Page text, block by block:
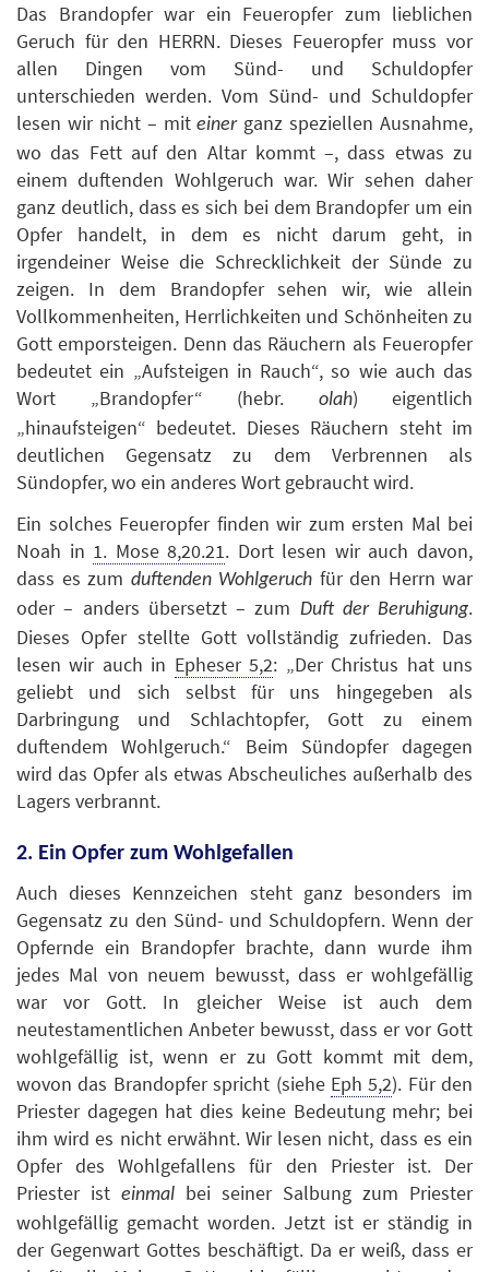
Das Brandopfer war ein Feueropfer zum lieblichen
Geruch für den HERRN. Dieses Feueropfer muss vor
allen Dingen vom Sünd- und Schuldopfer
unterschieden werden. Vom Sünd- und Schuldopfer
lesen wir nicht – miteiner ganz speziellen Ausnahme,
wo das Fett auf den Altar kommt –, dass etwas zu
einem duftenden Wohlgeruch war. Wir sehen daher
ganz deutlich, dass es sich bei dem Brandopfer um ein
Opfer handelt, in dem es nicht darum geht, in
irgendeiner Weise die Schrecklichkeit der Sünde zu
zeigen. In dem Brandopfer sehen wir, wie allein
Vollkommenheiten, Herrlichkeiten und Schönheiten zu
Gott emporsteigen. Denn das Räuchern als Feueropfer
bedeutet ein „Aufsteigen in Rauch“, so wie auch das
Wort „Brandopfer“ (hebr.
olah) eigentlich
„hinaufsteigen“ bedeutet. Dieses Räuchern steht im
deutlichen Gegensatz zu dem Verbrennen als
Sündopfer, wo ein anderes Wort gebraucht wird.
Ein solches Feueropfer finden wir zum ersten Mal bei
Noah in 1. Mose 8,20.21. Dort lesen wir auch davon,
dass es zum duftenden Wohlgeruch für den Herrn war
oder – anders übersetzt – zum Duft der Beruhigung.
Dieses Opfer stellte Gott vollständig zufrieden. Das
lesen wir auch in Epheser 5,2: „Der Christus hat uns
geliebt und sich selbst für uns hingegeben als
Darbringung und Schlachtopfer, Gott zu einem
duftendem Wohlgeruch.“ Beim Sündopfer dagegen
wird das Opfer als etwas Abscheuliches außerhalb des
Lagers verbrannt.
2. Ein Opfer zum Wohlgefallen
Auch dieses Kennzeichen steht ganz besonders im
Gegensatz zu den Sünd- und Schuldopfern. Wenn der
Opfernde ein Brandopfer brachte, dann wurde ihm
jedes Mal von neuem bewusst, dass er wohlgefällig
war vor Gott. In gleicher Weise ist auch dem
neutestamentlichen Anbeter bewusst, dass er vor Gott
wohlgefällig ist, wenn er zu Gott kommt mit dem,
wovon das Brandopfer spricht (siehe Eph 5,2). Für den
Priester dagegen hat dies keine Bedeutung mehr; bei
ihm wird es nicht erwähnt. Wir lesen nicht, dass es ein
Opfer des Wohlgefallens für den Priester ist. Der
Priester ist einmal bei seiner Salbung zum Priester
wohlgefällig gemacht worden. Jetzt ist er ständig in
der Gegenwart Gottes beschäftigt. Da er weiß, dass er